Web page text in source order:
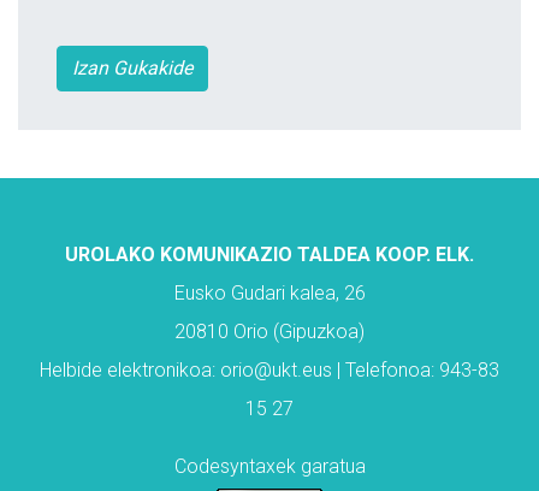
Izan Gukakide
UROLAKO KOMUNIKAZIO TALDEA KOOP. ELK.
Eusko Gudari kalea, 26
20810 Orio (Gipuzkoa)
Helbide elektronikoa: orio@ukt.eus | Telefonoa: 943-83
15 27
Codesyntaxek garatua